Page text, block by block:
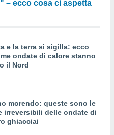
– ecco cosa ci aspetta
e la terra si sigilla: ecco
ondate di calore stanno
il Nord
morendo: queste sono le
irreversibili delle ondate di
ghiacciai